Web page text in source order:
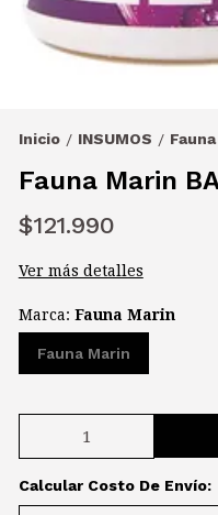
Inicio / INSUMOS /
Fauna Marin
$121.990
Ver más detalles
Marca: Fauna Marin
Fauna Marin
Calcular Costo De Envío: